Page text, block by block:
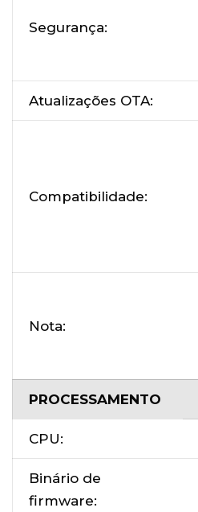
Segurança:
Atualizações OTA:
Compatibilidade:
Nota:
PROCESSAMENTO
CPU:
Binário de
firmware: